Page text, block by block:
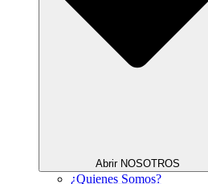
Abrir NOSOTROS
¿Quienes Somos?